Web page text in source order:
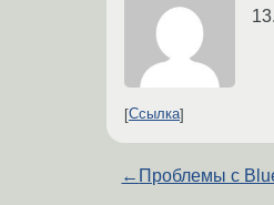
Ссылка
← Проблемы с